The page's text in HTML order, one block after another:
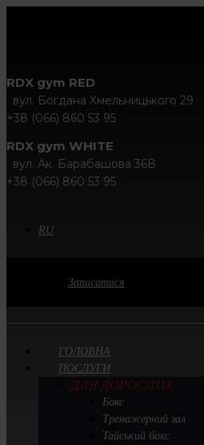
RDX gym RED
вул. Богдана Хмельницького 29
+38 (066) 860 53 95
RDX gym WHITE
вул. Ак. Барабашова 36В
+38 (066) 860 53 95
RU
Записатися
ГОЛОВНА
ПОСЛУГИ
ДЛЯ ДОРОСЛИХ
Бокс
Тренажерний зал
Тайський бокс